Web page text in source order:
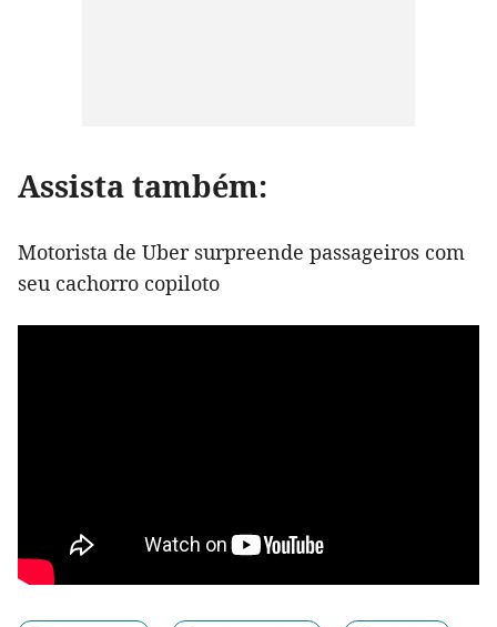
Assista também:
Motorista de Uber surpreende passageiros com
seu cachorro copiloto